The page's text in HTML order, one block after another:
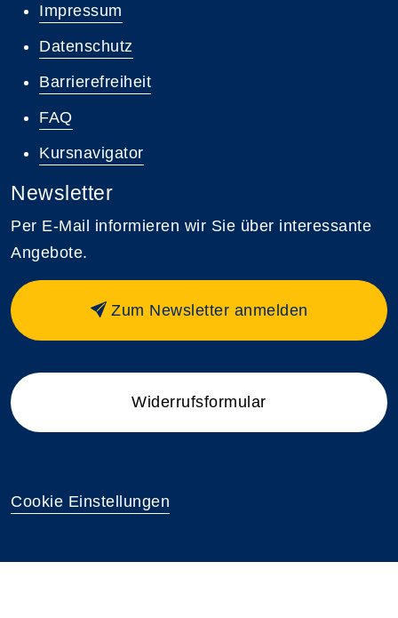
Impressum
Datenschutz
Barrierefreiheit
FAQ
Kursnavigator
Newsletter
Per E-Mail informieren wir Sie über interessante
Angebote.
Zum Newsletter anmelden
Widerrufsformular
Cookie Einstellungen